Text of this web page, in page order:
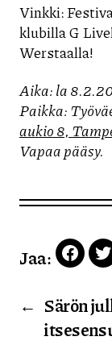
Vinkki:
klubilla G
Werstaalla!
Aika: la
Paikka:
aukio 8,
Vapaa pääsy.
Jaa:
← Särön